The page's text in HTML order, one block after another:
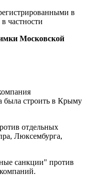
в
частности
Московской
была строить в Крыму
отдельных
Люксембурга,
санкции" против